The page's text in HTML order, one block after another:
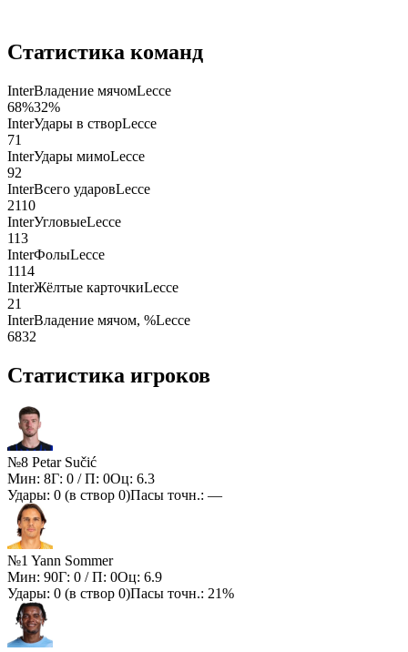
Статистика команд
InterВладение мячомLecce
68%32%
InterУдары в створLecce
71
InterУдары мимоLecce
92
InterВсего ударовLecce
2110
InterУгловыеLecce
113
InterФолыLecce
1114
InterЖёлтые карточкиLecce
21
InterВладение мячом, %Lecce
6832
Статистика игроков
№8 Petar Sučić
Мин: 8Г: 0 / П: 0Оц: 6.3
Удары: 0 (в створ 0)Пасы точн.: —
№1 Yann Sommer
Мин: 90Г: 0 / П: 0Оц: 6.9
Удары: 0 (в створ 0)Пасы точн.: 21%